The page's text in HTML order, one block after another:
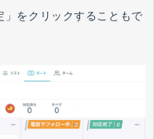
」をクリックすることもで